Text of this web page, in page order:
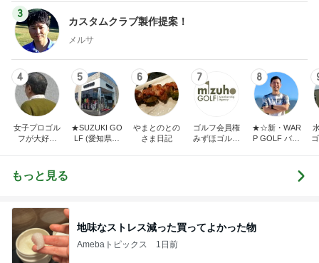
3
カスタムクラブ製作提案！
メルサ
4
女子プロゴル
フが大好き
5
★SUZUKI GO
LF (愛知県半
6
やまとのとの
さま日記
7
ゴルフ会員権
みずほゴルフ
8
★☆新・WAR
P GOLF バカ
もっと見る
地味なストレス減った買ってよかった物
Amebaトピックス 1日前